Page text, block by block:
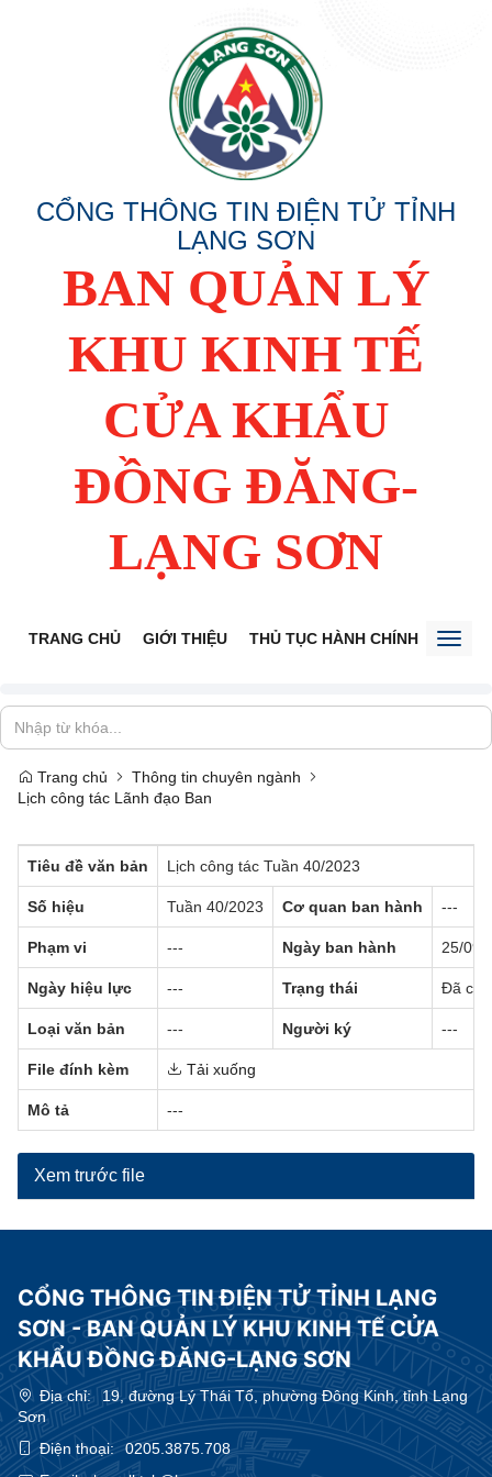
CỔNG THÔNG TIN ĐIỆN TỬ TỈNH
LẠNG SƠN
BAN QUẢN LÝ
KHU KINH TẾ
CỬA KHẨU
ĐỒNG ĐĂNG-
LẠNG SƠN
TRANG CHỦ GIỚI THIỆU THỦ TỤC HÀNH CHÍNH TIẾP
Trang chủ
Thông tin chuyên ngành
Lịch công tác Lãnh đạo Ban
Tiêu đề văn bản Lịch công tác Tuần 40/2023
Số hiệu Tuần 40/2023 Cơ quan ban hành ---
Phạm vi --- Ngày ban hành 25/09/
Ngày hiệu lực --- Trạng thái Đã có
Loại văn bản --- Người ký ---
File đính kèm Tải xuống
Mô tả ---
Xem trước file
CỔNG THÔNG TIN ĐIỆN TỬ TỈNH LẠNG
SƠN - BAN QUẢN LÝ KHU KINH TẾ CỬA
KHẨU ĐỒNG ĐĂNG-LẠNG SƠN
Địa chỉ:
19, đường Lý Thái Tổ, phường Đông Kinh, tỉnh Lạng
Sơn
Điện thoại:
0205.3875.708